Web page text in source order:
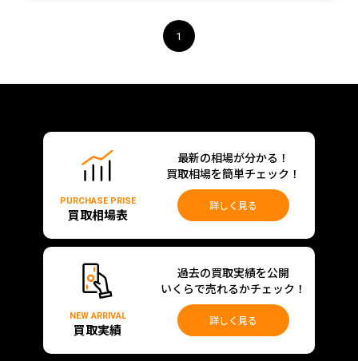
1
PURCHASE PRISE
買取相場表
最新の相場が分かる！
買取相場を簡単チェック！
詳しく見る
NEW ARRIVAL
買取実績
過去の買取実績を公開
いくらで売れるかチェック！
詳しく見る